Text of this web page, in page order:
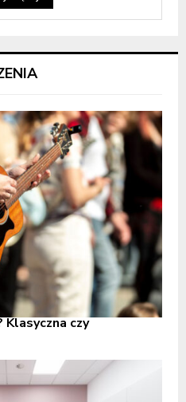
Klasyczna czy